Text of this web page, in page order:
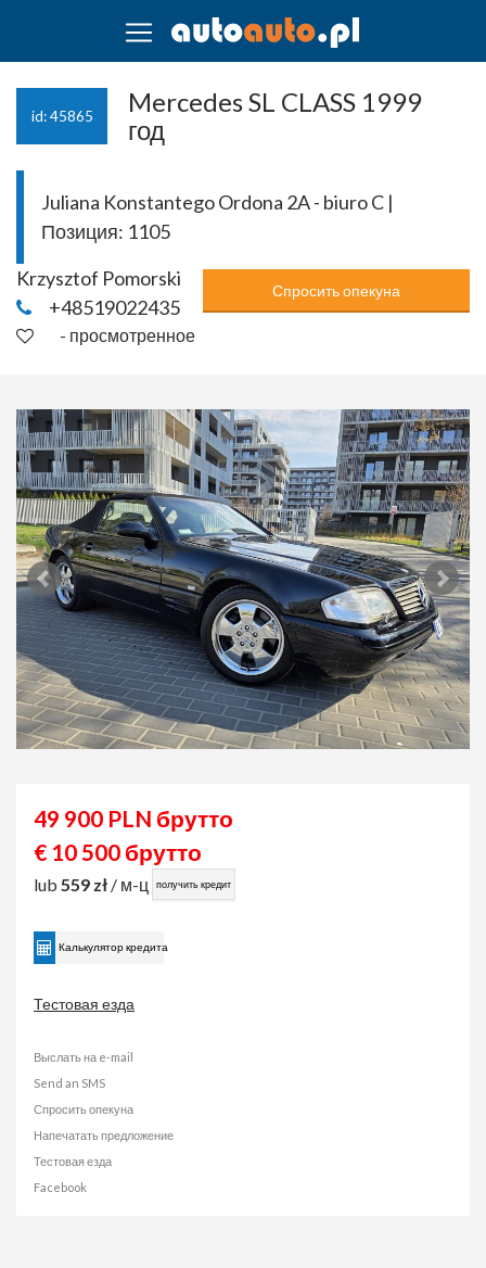
id: 45865
Mercedes SL CLASS 1999
год
Juliana Konstantego Ordona 2A - biuro C |
Позиция: 1105
Krzysztof Pomorski
+48519022435
Спросить опекуна
- просмотренное
49 900 PLN брутто
€ 10 500 брутто
lub 559 zł / м-ц получить кредит
Калькулятор кредита
Тестовая езда
Выслать на e-mail
Send an SMS
Спросить опекуна
Напечатать предложение
Тестовая езда
Facebook